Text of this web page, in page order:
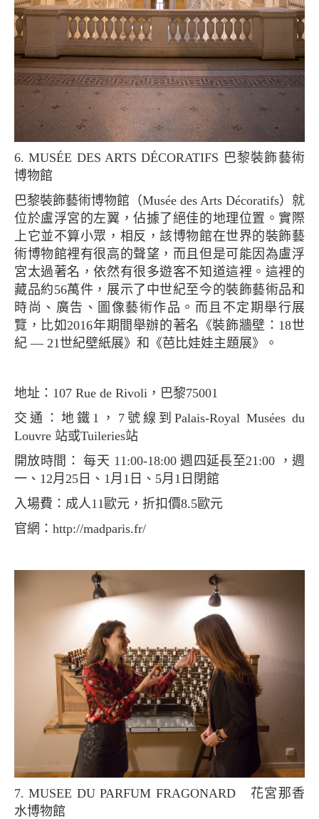
6. MUSÉE DES ARTS DÉCORATIFS 巴黎裝飾藝術
博物館
巴黎裝飾藝術博物館（Musée des Arts Décoratifs）就
位於盧浮宮的左翼，佔據了絕佳的地理位置。實際
上它並不算小眾，相反，該博物館在世界的裝飾藝
術博物館裡有很高的聲望，而且但是可能因為盧浮
宮太過著名，依然有很多遊客不知道這裡。這裡的
藏品約56萬件，展示了中世紀至今的裝飾藝術品和
時尚、廣告、圖像藝術作品。而且不定期舉行展
覽，比如2016年期間舉辦的著名《裝飾牆壁：18世
紀 — 21世紀壁紙展》和《芭比娃娃主題展》。
地址：107 Rue de Rivoli，巴黎75001
交通：地鐵1，7號線到Palais-Royal Musées du
Louvre 站或Tuileries站
開放時間： 每天 11:00-18:00 週四延長至21:00 ，週
一、12月25日、1月1日、5月1日閉館
入場費：成人11歐元，折扣價8.5歐元
官網：http://madparis.fr/
7. MUSEE DU PARFUM FRAGONARD 花宮那香
水博物館